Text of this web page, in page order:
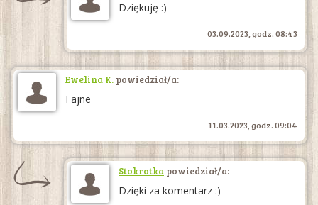
Dziękuję :)
03.09.2023, godz. 08:43
Ewelina K. powiedział/a:
Fajne
11.03.2023, godz. 09:04
Stokrotka powiedział/a:
Dzięki za komentarz :)